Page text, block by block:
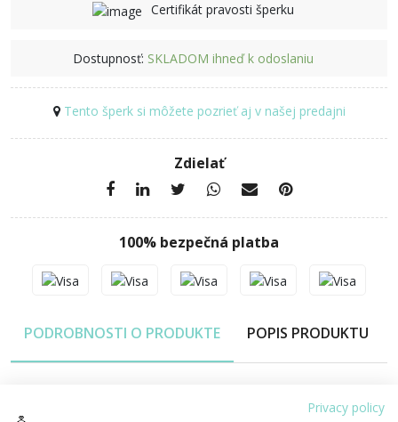
Certifikát pravosti šperku
Dostupnosť: SKLADOM ihneď k odoslaniu
Tento šperk si môžete pozrieť aj v našej predajni
Zdielať
100% bezpečná platba
PODROBNOSTI O PRODUKTE POPIS PRODUKTU
Privacy policy